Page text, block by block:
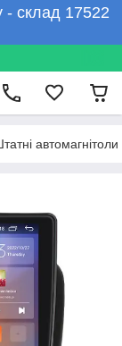
- склад 17522
автомагнітоли